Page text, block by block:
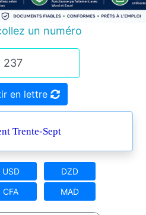
un numéro
en lettre
Trente-Sept
USD
DZD
CFA MAD